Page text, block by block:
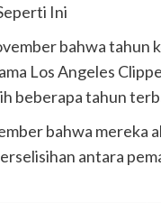
Ini
bahwa tahun
Los Angeles
beberapa tahun
bahwa mereka
antara